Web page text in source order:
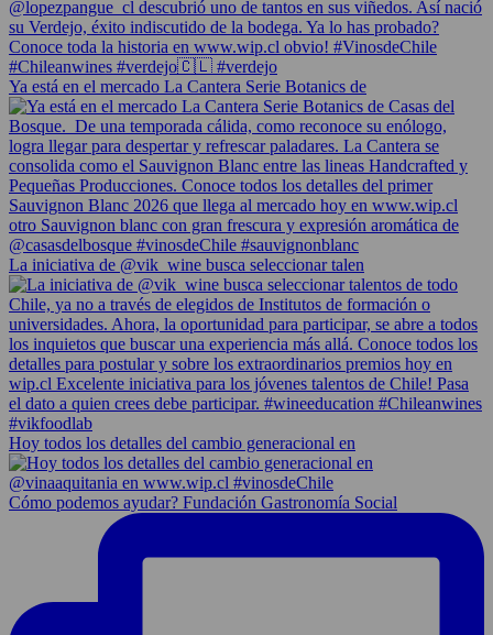
Ya está en el mercado La Cantera Serie Botanics de
La iniciativa de @vik_wine busca seleccionar talen
Hoy todos los detalles del cambio generacional en
Cómo podemos ayudar? Fundación Gastronomía Social